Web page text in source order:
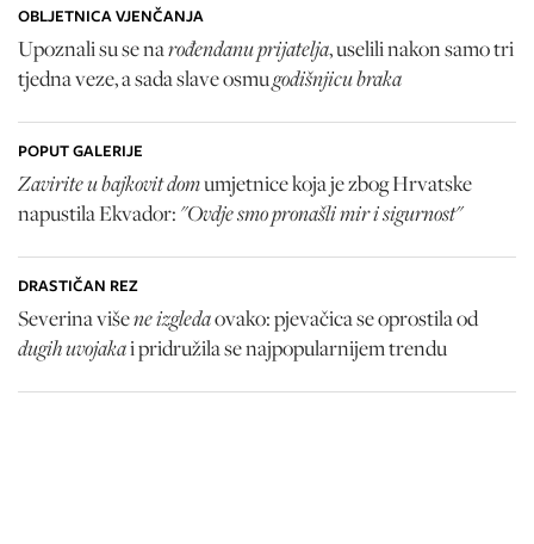
OBLJETNICA VJENČANJA
Upoznali su se narođendanu prijatelja, uselili nakon samo tri
tjedna veze, a sada slave osmugodišnjicu braka
POPUT GALERIJE
Zavirite u bajkovit domumjetnice koja je zbog Hrvatske
napustila Ekvador: "Ovdje smo pronašli mir i sigurnost"
DRASTIČAN REZ
Severina višene izgledaovako: pjevačica se oprostila od
dugih uvojakai pridružila se najpopularnijem trendu